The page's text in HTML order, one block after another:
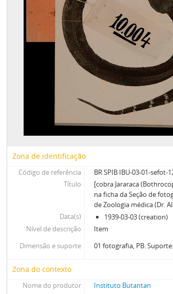
Zona de identificação
Código de referência
BR SPIB IBU-03-01-sefot-
Título
[cobra Jararaca
na ficha da Seção de
de Zoologia médica (Dr.
Data(s)
1939-03-03 (creation)
Nível de descrição
Item
Dimensão e suporte
01 fotografia, PB.
Zona do contexto
Nome do produtor
Instituto Butantan